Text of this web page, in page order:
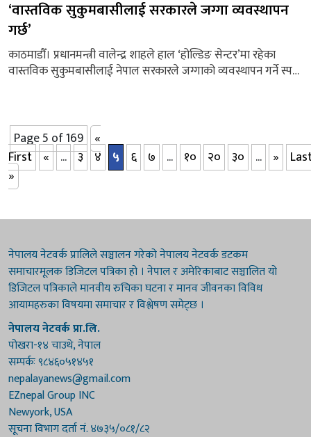
‘वास्तविक सुकुमबासीलाई सरकारले जग्गा व्यवस्थापन
गर्छ’
काठमाडौँ। प्रधानमन्त्री वालेन्द्र शाहले हाल ‘होल्डिङ सेन्टर’मा रहेका
वास्तविक सुकुमबासीलाई नेपाल सरकारले जग्गाको व्यवस्थापन गर्ने स्पष्ट
नागरिकलाई अर्को ठाउँमा सार्ने काम गरिएको र आफू स्थानीय सरकारमा
हुँदादेखि नै सङ्घ सरकारलाई सुकुमबासीलाई...
Page 5 of 169 «
First « ... ३ ४ ५ ६ ७ ... १० २० ३० ... »
»
नेपालय नेटवर्क प्रालिले सञ्चालन गरेको नेपालय नेटवर्क डटकम
समाचारमूलक डिजिटल पत्रिका हो । नेपाल र अमेरिकाबाट सञ्चालित यो
डिजिटल पत्रिकाले मानवीय रुचिका घटना र मानव जीवनका विविध
आयामहरुका विषयमा समाचार र विश्लेषण समेट्छ ।
नेपालय नेटवर्क प्रा.लि.
पोखरा-१४ चाउथे, नेपाल
सम्पर्कः ९८४६०५१४५१
nepalayanews@gmail.com
EZnepal Group INC
Newyork, USA
सूचना विभाग दर्ता नं. ४७३५/०८१/८२